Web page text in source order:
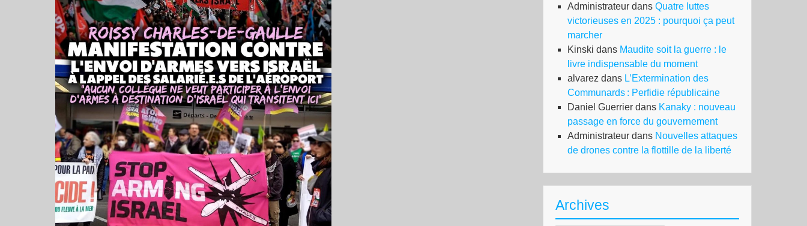
Administrateur dans Quatre luttes
victorieuses en 2025 : pourquoi ça peut
marcher
Kinski dans Maudite soit la guerre : le
livre indispensable du moment
alvarez dans L’Extermination des
Communards : Perfidie républicaine
Daniel Guerrier dans Kanaky : nouveau
passage en force du gouvernement
Administrateur dans Nouvelles attaques
de drones contre la flottille de la liberté
Archives